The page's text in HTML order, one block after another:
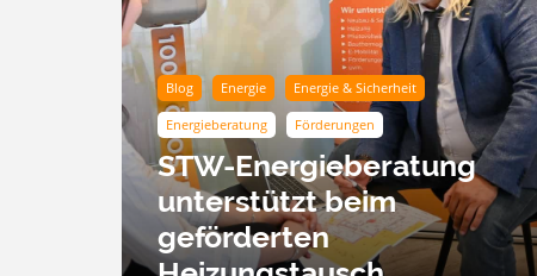
Blog Energie Energie & Sicherheit
Energieberatung Förderungen
STW-Energieberatung
unterstützt beim
geförderten